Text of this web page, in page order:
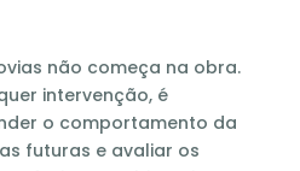
não começa na obra.
intervenção, é
o comportamento da
futuras e avaliar os